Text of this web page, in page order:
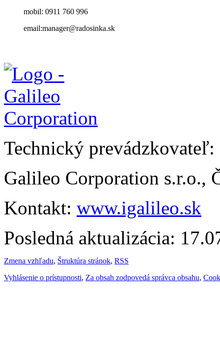
mobil: 0911 760 996
email:manager@radosinka.sk
Technický prevádzkovateľ:
Galileo Corporation s.r.o.,
Kontakt: www.igalileo.sk
Posledná aktualizácia:
Zmena vzhľadu, Štruktúra stránok, RSS
Vyhlásenie o prístupnosti, Za obsah zodpovedá správca obsahu,